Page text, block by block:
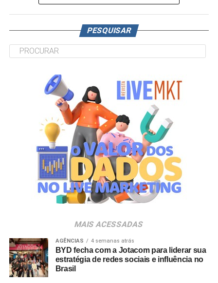
PESQUISAR
MAIS ACESSADAS
AGÊNCIAS 4 semanas atrás
BYD fecha com a Jotacom para liderar sua
estratégia de redes sociais e influência no
Brasil